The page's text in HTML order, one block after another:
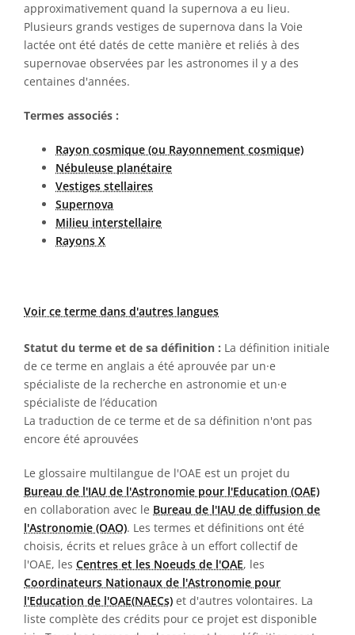
approximativement quand la supernova a eu lieu.
Plusieurs grands vestiges de supernova dans la Voie
lactée ont été datés de cette manière et reliés à des
supernovae observées par les astronomes il y a des
centaines d'années.
Termes associés :
Rayon cosmique (ou Rayonnement cosmique)
Nébuleuse planétaire
Vestiges stellaires
Supernova
Milieu interstellaire
Rayons X
Voir ce terme dans d'autres langues
Statut du terme et de sa définition : La définition initiale
de ce terme en anglais a été aprouvée par un·e
spécialiste de la recherche en astronomie et un·e
spécialiste de l’éducation
La traduction de ce terme et de sa définition n'ont pas
encore été aprouvées
Le glossaire multilangue de l'OAE est un projet du
Bureau de l'IAU de l'Astronomie pour l'Education (OAE)
en collaboration avec le Bureau de l'IAU de diffusion de
l'Astronomie (OAO). Les termes et définitions ont été
choisis, écrits et relues grâce à un effort collectif de
l'OAE, les Centres et les Noeuds de l'OAE, les
Coordinateurs Nationaux de l'Astronomie pour
l'Education de l'OAE(NAECs) et d'autres volontaires. La
liste complète des crédits pour ce projet est disponible